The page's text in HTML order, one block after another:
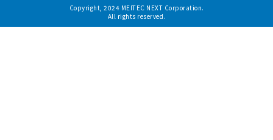
Copyright, 2024 MEITEC NEXT Corporation.
All rights reserved.